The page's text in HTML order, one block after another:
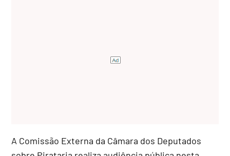
A Comissão Externa da Câmara dos Deputados